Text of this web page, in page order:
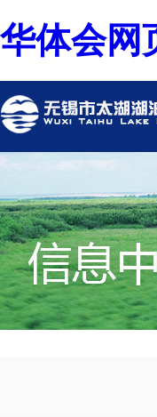
华体会网